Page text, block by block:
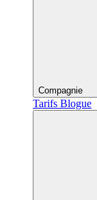
Compagnie
Tarifs Blogue